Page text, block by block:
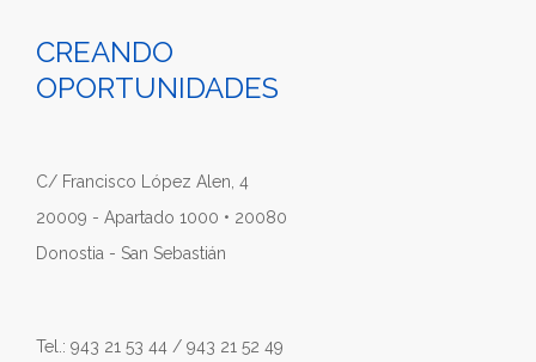
CREANDO
OPORTUNIDADES
C/ Francisco López Alen, 4
20009 - Apartado 1000 • 20080
Donostia - San Sebastián
Tel.: 943 21 53 44 / 943 21 52 49